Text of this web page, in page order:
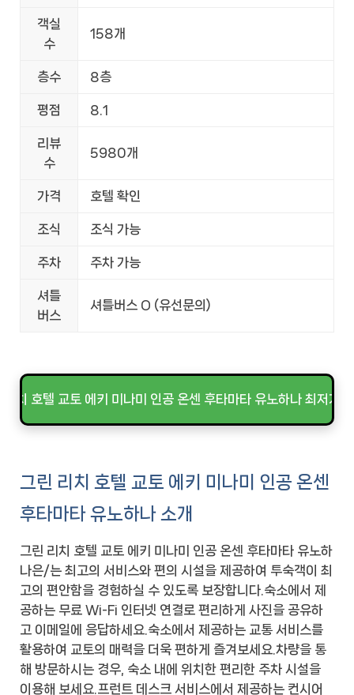
객실
수
158개
층수 8층
평점 8.1
리뷰
수
5980개
가격 호텔 확인
조식 조식 가능
주차 주차 가능
셔틀
버스
셔틀버스 O (유선문의)
리치 호텔 교토 에키 미나미 인공 온센 후타마타 유노하나 최저가
그린 리치 호텔 교토 에키 미나미 인공 온센
후타마타 유노하나 소개
그린 리치 호텔 교토 에키 미나미 인공 온센 후타마타 유노하
나은/는 최고의 서비스와 편의 시설을 제공하여 투숙객이 최
고의 편안함을 경험하실 수 있도록 보장합니다.숙소에서 제
공하는 무료 Wi-Fi 인터넷 연결로 편리하게 사진을 공유하
고 이메일에 응답하세요.숙소에서 제공하는 교통 서비스를
활용하여 교토의 매력을 더욱 편하게 즐겨보세요.차량을 통
해 방문하시는 경우, 숙소 내에 위치한 편리한 주차 시설을
이용해 보세요.프런트 데스크 서비스에서 제공하는 컨시어